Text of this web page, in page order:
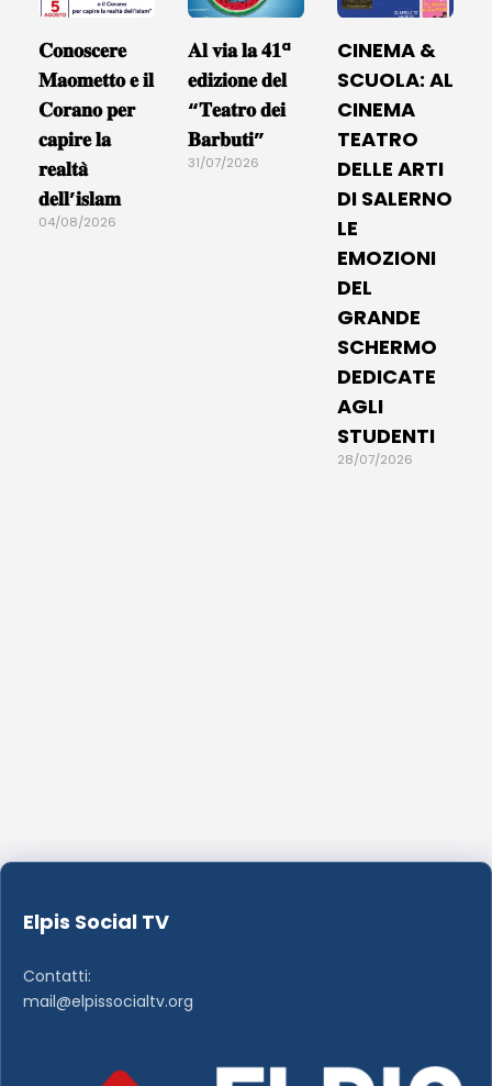
𝐂𝐨𝐧𝐨𝐬𝐜𝐞𝐫𝐞
𝐌𝐚𝐨𝐦𝐞𝐭𝐭𝐨 𝐞 𝐢𝐥
𝐂𝐨𝐫𝐚𝐧𝐨 𝐩𝐞𝐫
𝐜𝐚𝐩𝐢𝐫𝐞 𝐥𝐚
𝐫𝐞𝐚𝐥𝐭𝐚̀
𝐝𝐞𝐥𝐥’𝐢𝐬𝐥𝐚𝐦
04/08/2026
𝐀𝐥 𝐯𝐢𝐚 𝐥𝐚 𝟒𝟏ª
𝐞𝐝𝐢𝐳𝐢𝐨𝐧𝐞 𝐝𝐞𝐥
“𝐓𝐞𝐚𝐭𝐫𝐨 𝐝𝐞𝐢
𝐁𝐚𝐫𝐛𝐮𝐭𝐢”
31/07/2026
CINEMA &
SCUOLA: AL
CINEMA
TEATRO
DELLE ARTI
DI SALERNO
LE
EMOZIONI
DEL
GRANDE
SCHERMO
DEDICATE
AGLI
STUDENTI
28/07/2026
Elpis Social TV
Contatti:
mail@elpissocialtv.org